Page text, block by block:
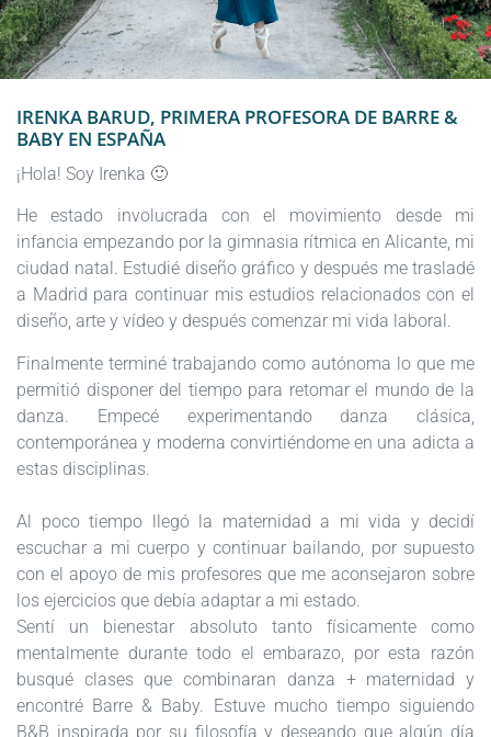
IRENKA BARUD, PRIMERA PROFESORA DE BARRE &
BABY EN ESPAÑA
¡Hola! Soy Irenka 🙂
He estado involucrada con el movimiento desde mi
infancia empezando por la gimnasia rítmica en Alicante, mi
ciudad natal. Estudié diseño gráfico y después me trasladé
a Madrid para continuar mis estudios relacionados con el
diseño, arte y vídeo y después comenzar mi vida laboral.
Finalmente terminé trabajando como autónoma lo que me
permitió disponer del tiempo para retomar el mundo de la
danza. Empecé experimentando danza clásica,
contemporánea y moderna convirtiéndome en una adicta a
estas disciplinas.
Al poco tiempo llegó la maternidad a mi vida y decidí
escuchar a mi cuerpo y continuar bailando, por supuesto
con el apoyo de mis profesores que me aconsejaron sobre
los ejercicios que debía adaptar a mi estado.
Sentí un bienestar absoluto tanto físicamente como
mentalmente durante todo el embarazo, por esta razón
busqué clases que combinaran danza + maternidad y
encontré Barre & Baby. Estuve mucho tiempo siguiendo
B&B inspirada por su filosofía y deseando que algún día